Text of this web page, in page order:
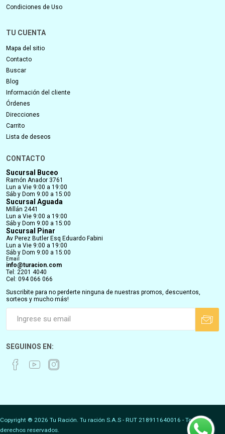
Condiciones de Uso
TU CUENTA
Mapa del sitio
Contacto
Buscar
Blog
Información del cliente
Órdenes
Direcciones
Carrito
Lista de deseos
CONTACTO
Sucursal Buceo
Ramón Anador 3761
Lun a Vie 9:00 a 19:00
Sáb y Dom 9:00 a 15:00
Sucursal Aguada
Millán 2441
Lun a Vie 9:00 a 19:00
Sáb y Dom 9:00 a 15:00
Sucursal Pinar
Av Perez Butler Esq Eduardo Fabini
Lun a Vie 9:00 a 19:00
Sáb y Dom 9:00 a 15:00
Email
info@turacion.com
Tel: 2201 4040
Cel: 094 066 066
Suscribite para no perderte ninguna de nuestras promos, descuentos,
sorteos y mucho más!
SEGUINOS EN:
Copyright ® 2026 Tu Ración. Tu ración S.A.S - RUT 218911640016 - Todos los
derechos reservados.